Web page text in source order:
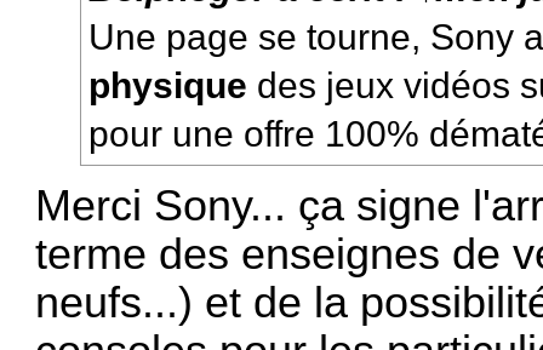
Une page se tourne, Sony
physique des jeux vidéos
pour une offre 100%
Merci Sony... ça signe
terme des enseignes de
neufs...) et de la